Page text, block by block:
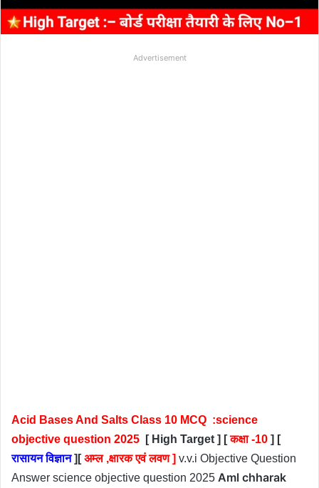
Advertisement
Acid Bases And Salts Class 10 MCQ :science
objective question 2025
[ High Target ] [कक्षा -10 ] [
रासायन विज्ञान][अम्ल ,क्षारक एवं लवण ] v.v.i Objective Question
Answer science objective question 2025 Aml chharak